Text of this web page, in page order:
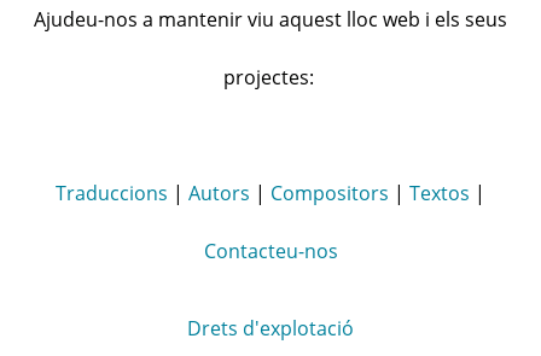
Ajudeu-nos a mantenir viu aquest lloc web i els seus
projectes:
Traduccions | Autors | Compositors | Textos |
Contacteu-nos
Drets d'explotació